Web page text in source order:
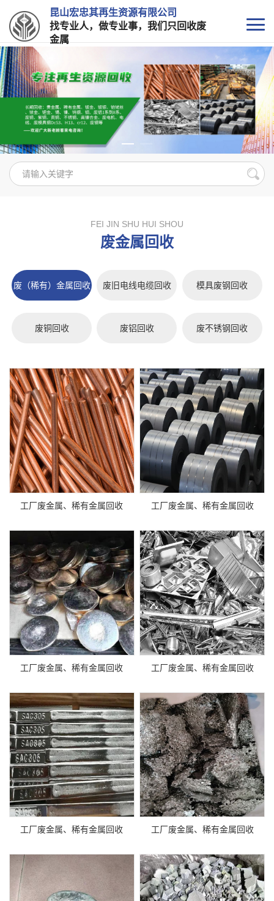
昆山宏忠其再生资源有限公司
找专业人，做专业事，我们只回收废
金属
FEI JIN SHU HUI SHOU
废金属回收
废（稀有）金属回收 废旧电线电缆回收 模具废钢回收
废铜回收 废铝回收 废不锈钢回收
工厂废金属、稀有金属回收 工厂废金属、稀有金属回收
工厂废金属、稀有金属回收 工厂废金属、稀有金属回收
工厂废金属、稀有金属回收 工厂废金属、稀有金属回收